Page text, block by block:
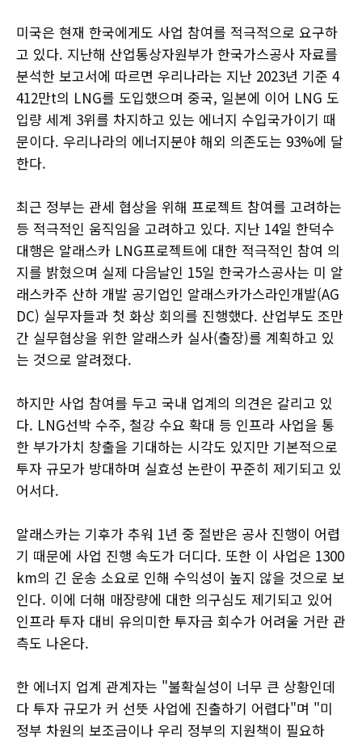
미국은 현재 한국에게도 사업 참여를 적극적으로 요구하
고 있다. 지난해 산업통상자원부가 한국가스공사 자료를
분석한 보고서에 따르면 우리나라는 지난 2023년 기준 4
412만t의 LNG를 도입했으며 중국, 일본에 이어 LNG 도
입량 세계 3위를 차지하고 있는 에너지 수입국가이기 때
문이다. 우리나라의 에너지분야 해외 의존도는 93%에 달
한다.
최근 정부는 관세 협상을 위해 프로젝트 참여를 고려하는
등 적극적인 움직임을 고려하고 있다. 지난 14일 한덕수
대행은 알래스카 LNG프로젝트에 대한 적극적인 참여 의
지를 밝혔으며 실제 다음날인 15일 한국가스공사는 미 알
래스카주 산하 개발 공기업인 알래스카가스라인개발(AG
DC) 실무자들과 첫 화상 회의를 진행했다. 산업부도 조만
간 실무협상을 위한 알래스카 실사(출장)를 계획하고 있
는 것으로 알려졌다.
하지만 사업 참여를 두고 국내 업계의 의견은 갈리고 있
다. LNG선박 수주, 철강 수요 확대 등 인프라 사업을 통
한 부가가치 창출을 기대하는 시각도 있지만 기본적으로
투자 규모가 방대하며 실효성 논란이 꾸준히 제기되고 있
어서다.
알래스카는 기후가 추워 1년 중 절반은 공사 진행이 어렵
기 때문에 사업 진행 속도가 더디다. 또한 이 사업은 1300
km의 긴 운송 소요로 인해 수익성이 높지 않을 것으로 보
인다. 이에 더해 매장량에 대한 의구심도 제기되고 있어
인프라 투자 대비 유의미한 투자금 회수가 어려울 거란 관
측도 나온다.
한 에너지 업계 관계자는 "불확실성이 너무 큰 상황인데
다 투자 규모가 커 선뜻 사업에 진출하기 어렵다"며 "미
정부 차원의 보조금이나 우리 정부의 지원책이 필요하